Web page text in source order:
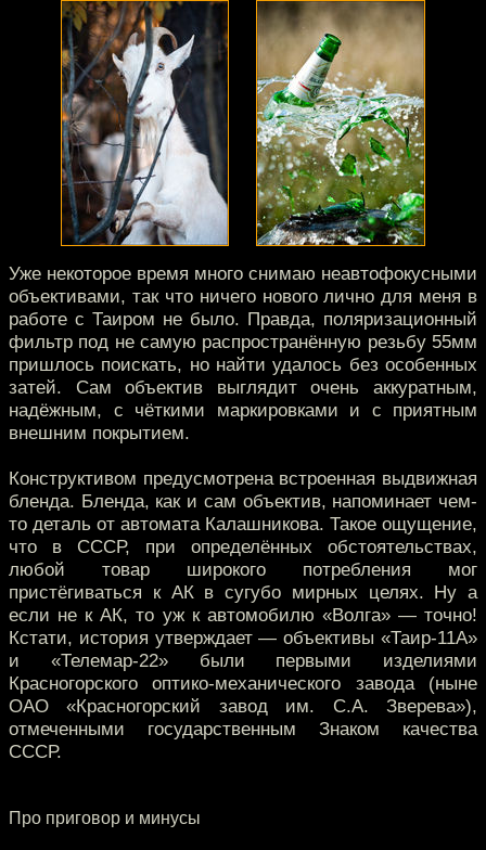
Уже некоторое время много снимаю неавтофокусными
объективами, так что ничего нового лично для меня в
работе с Таиром не было. Правда, поляризационный
фильтр под не самую распространённую резьбу 55мм
пришлось поискать, но найти удалось без особенных
затей. Сам объектив выглядит очень аккуратным,
надёжным, с чёткими маркировками и с приятным
внешним покрытием.
Конструктивом предусмотрена встроенная выдвижная
бленда. Бленда, как и сам объектив, напоминает чем-
то деталь от автомата Калашникова. Такое ощущение,
что в СССР, при определённых обстоятельствах,
любой товар широкого потребления мог
пристёгиваться к АК в сугубо мирных целях. Ну а
если не к АК, то уж к автомобилю «Волга» — точно!
Кстати, история утверждает — объективы «Таир-11А»
и «Телемар-22» были первыми изделиями
Красногорского оптико-механического завода (ныне
ОАО «Красногорский завод им. С.А. Зверева»),
отмеченными государственным Знаком качества
СССР.
Про приговор и минусы